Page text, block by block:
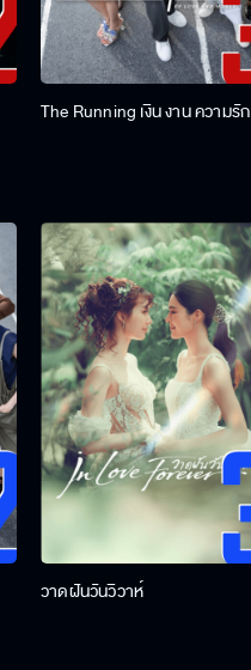
The Running เงิน งาน ความรัก
วาดฝันวันวิวาห์